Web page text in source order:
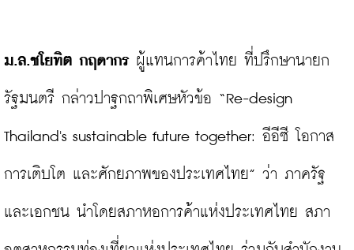
ม.ล.ชโยทิต กฤดากร ผู้แทนการค้าไทย ที่ปรึกษานายก
รัฐมนตรี กล่าวปาฐกถาพิเศษหัวข้อ “Re-design
Thailand's sustainable future together: อีอีซี โอกาส
การเติบโต และศักยภาพของประเทศไทย” ว่า ภาครัฐ
และเอกชน นำโดยสภาหอการค้าแห่งประเทศไทย สภา